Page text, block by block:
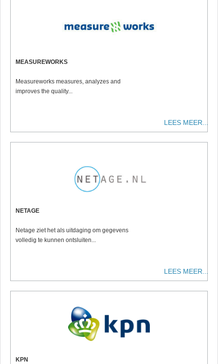
MEASUREWORKS
Measureworks measures, analyzes and
improves the quality...
LEES MEER...
NETAGE
Netage ziet het als uitdaging om gegevens
volledig te kunnen ontsluiten...
LEES MEER...
KPN